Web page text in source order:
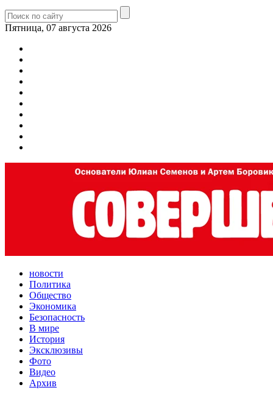
Пятница, 07 августа 2026
новости
Политика
Общество
Экономика
Безопасность
В мире
История
Эксклюзивы
Фото
Видео
Архив